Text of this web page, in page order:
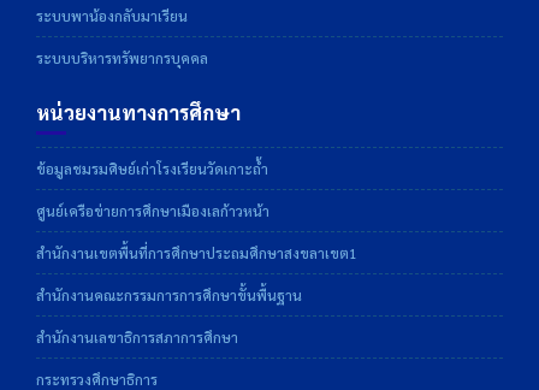
ระบบพาน้องกลับมาเรียน
ระบบบริหารทรัพยากรบุคคล
หน่วยงานทางการศึกษา
ข้อมูลชมรมศิษย์เก่าโรงเรียนวัดเกาะถ้ำ
ศูนย์เครือข่ายการศึกษาเมืองเลก้าวหน้า
สำนักงานเขตพื้นที่การศึกษาประถมศึกษาสงขลาเขต1
สำนักงานคณะกรรมการการศึกษาขั้นพื้นฐาน
สำนักงานเลขาธิการสภาการศึกษา
กระทรวงศึกษาธิการ